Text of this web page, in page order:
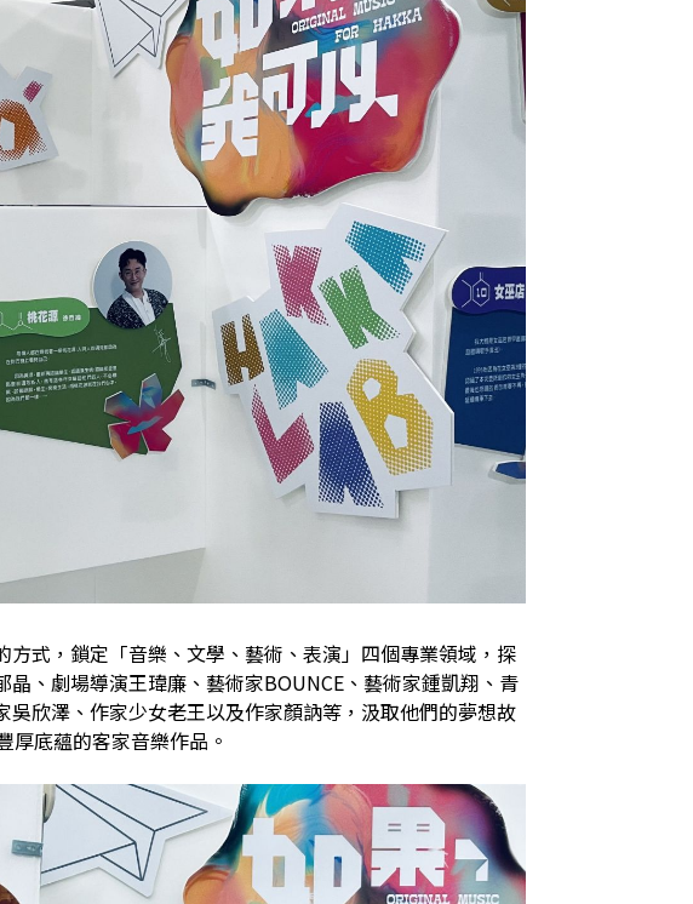
式，鎖定「音樂、文學、藝術、表演」四個專業領域，探
、劇場導演王瑋廉、藝術家BOUNCE、藝術家鍾凱翔、青
欣澤、作家少女老王以及作家顏訥等，汲取他們的夢想故
厚底蘊的客家音樂作品。